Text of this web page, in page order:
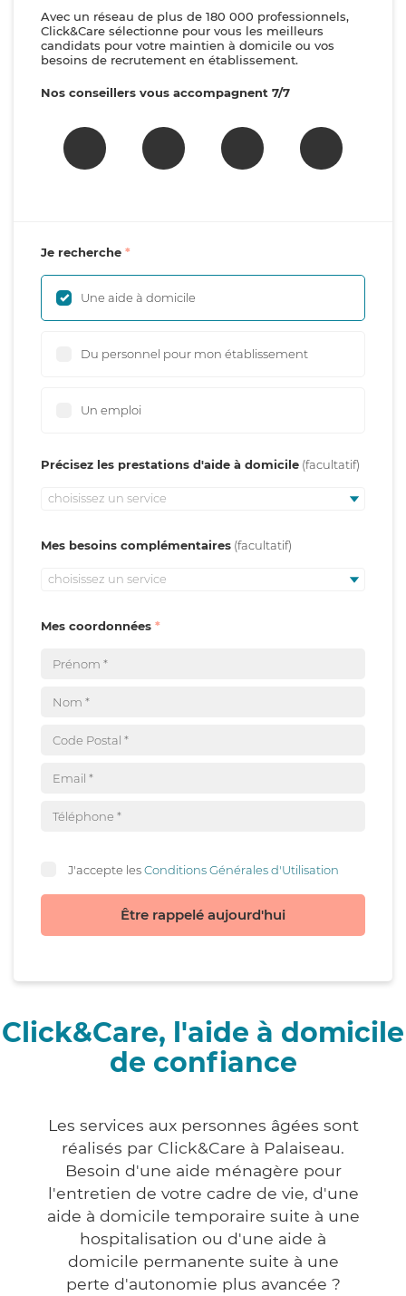
Avec un réseau de plus de 180 000 professionnels,
Click&Care sélectionne pour vous les meilleurs
candidats pour votre maintien à domicile ou vos
besoins de recrutement en établissement.
Nos conseillers vous accompagnent 7/7
Je recherche
Une aide à domicile
Du personnel pour mon établissement
Un emploi
Précisez les prestations d'aide à domicile
choisissez un service
Mes besoins complémentaires
choisissez un service
Mes coordonnées
J'accepte lesConditions Générales d'Utilisation
Être rappelé aujourd'hui
Click&Care, l'aide à domicile
de confiance
Les services aux personnes âgées sont
réalisés par Click&Care à Palaiseau.
Besoin d'une aide ménagère pour
l'entretien de votre cadre de vie, d'une
aide à domicile temporaire suite à une
hospitalisation ou d'une aide à
domicile permanente suite à une
perte d'autonomie plus avancée ?